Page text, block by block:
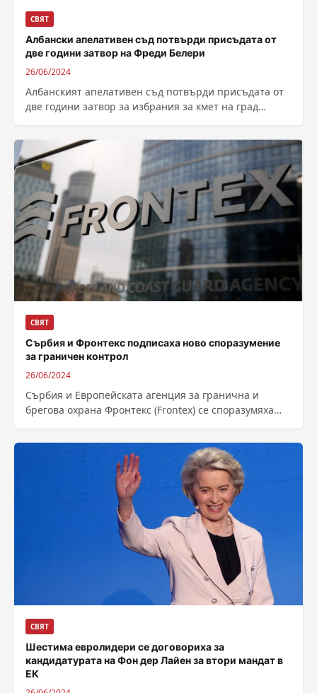
СВЯТ
Албански апелативен съд потвърди присъдата от
две години затвор на Фреди Белери
26/06/2024
Албанският апелативен съд потвърди присъдата от
две години затвор за избрания за кмет на град
СВЯТ
Сърбия и Фронтекс подписаха ново споразумение
за граничен контрол
26/06/2024
Сърбия и Европейската агенция за гранична и
брегова охрана Фронтекс (Frontex) се споразумяха
СВЯТ
Шестима евролидери се договориха за
кандидатурата на Фон дер Лайен за втори мандат в
ЕК